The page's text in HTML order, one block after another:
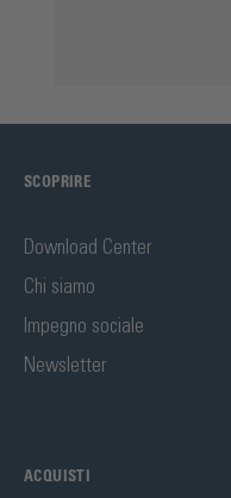
SCOPRIRE
Download Center
Chi siamo
Impegno sociale
Newsletter
ACQUISTI